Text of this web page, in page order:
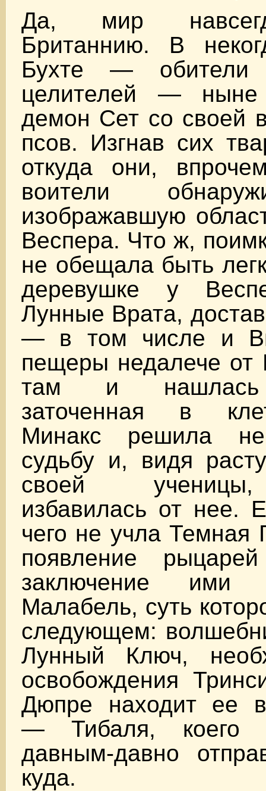
Да, мир
Британнию. В
Бухте — обители
целителей — ныне
демон Сет со своей
псов. Изгнав сих
откуда они,
воители
изображавшую
Веспера. Что ж,
не обещала быть
деревушке у
Лунные Врата,
— в том числе и
пещеры недалече от
там и нашлась
заточенная в
Минакс решила не
судьбу и, видя
своей
избавилась от нее.
чего не учла Темная
появление
заключение ими
Малабель, суть
следующем:
Лунный Ключ,
освобождения
Дюпре находит ее
— Тибаля, коего
давным-давно
куда.